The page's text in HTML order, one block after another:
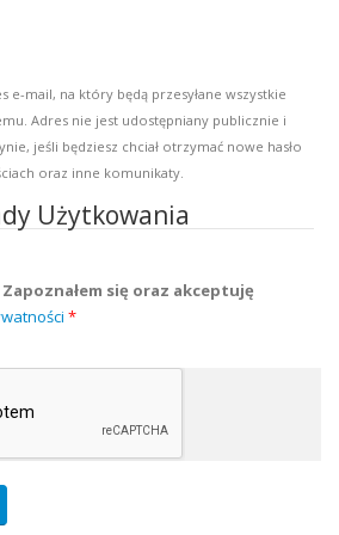
e-mail, na który będą przesyłane wszystkie
Adres nie jest udostępniany publicznie i
jeśli będziesz chciał otrzymać nowe hasło
oraz inne komunikaty.
Użytkowania
Zapoznałem się oraz akceptuję
*